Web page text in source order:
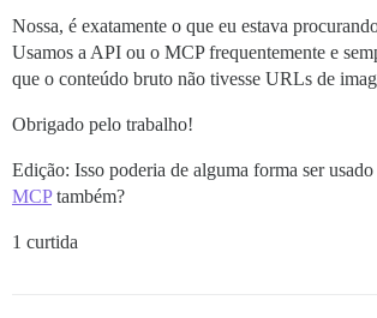
Nossa, é exatamente o que eu estava
Usamos a API ou o MCP frequentemente e
que o conteúdo bruto não tivesse URLs de
Obrigado pelo trabalho!
Edição: Isso poderia de alguma forma ser
MCPtambém?
1 curtida